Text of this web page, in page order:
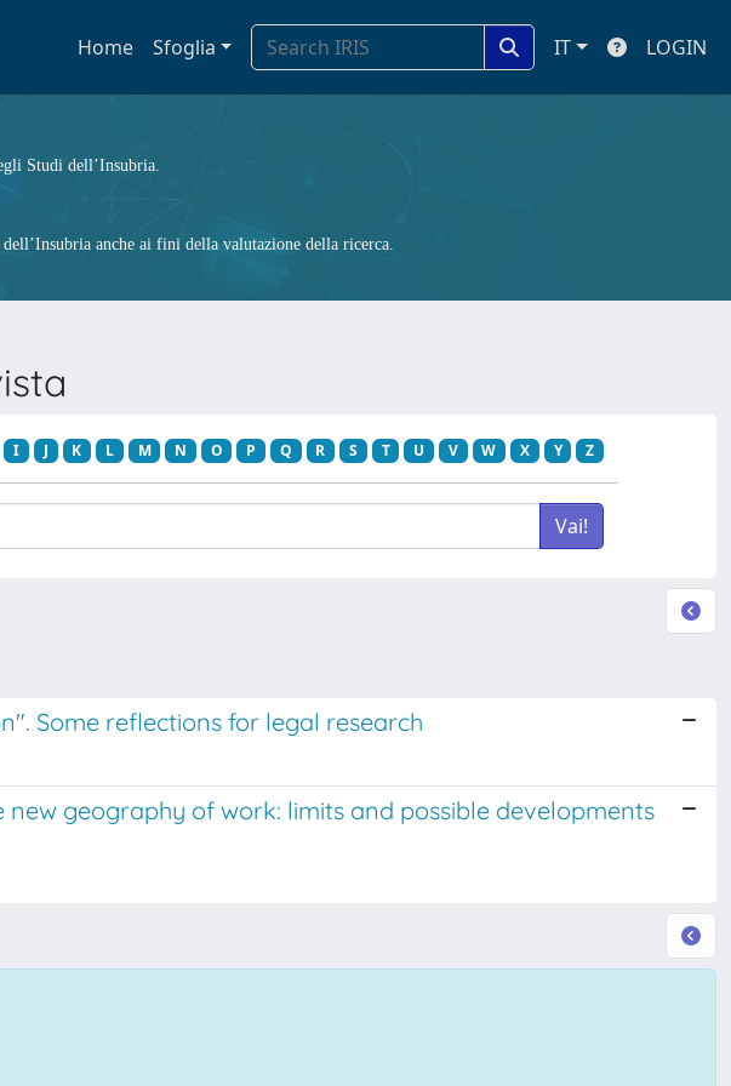
Home Sfoglia IT LOGIN
Studi dell’Insubria.
anche ai fini della valutazione della ricerca.
I J K L M N O P Q R S T U V W X Y Z
Some reflections for legal research
geography of work: limits and possible developments